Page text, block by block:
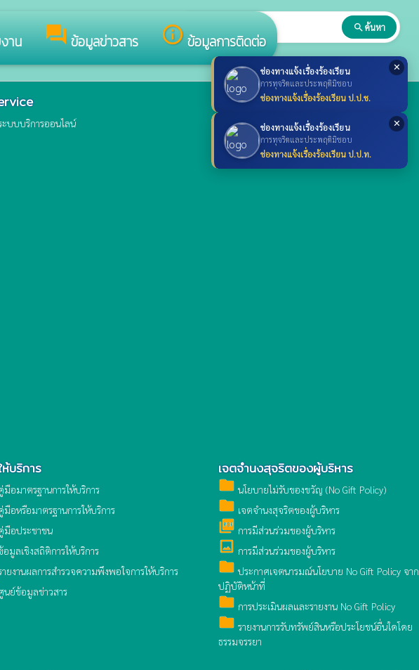
✕
ช่องทางแจ้งเรื่องร้องเรียน
การทุจริตและประพฤติมิชอบ
ช่องทางแจ้งเรื่องร้องเรียน ป.ป.ช.
✕
ช่องทางแจ้งเรื่องร้องเรียน
การทุจริตและประพฤติมิชอบ
ช่องทางแจ้งเรื่องร้องเรียน ป.ป.ท.
าน forumข้อมูลข่าวสาร info_outlineข้อมูลการติดต่อ
search ค้นหา
ะบบบริการออนไลน์
บริการข้อมูล
thumb_up facebook
infoLine
บริการ
มือมาตรฐานการให้บริการ
มือหรือมาตรฐานการให้บริการ
มือประชาชน
อมูลเชิงสถิติการให้บริการ
ายงานผลการสำรวจความพึงพอใจการให้บริการ
ย์ข้อมูลข่าวสาร
เจตจำนงสุจริตของผู้บริหาร
folder นโยบายไม่รับของขวัญ (No Gift Policy)
folder เจตจำนงสุจริตของผู้บริหาร
picture_as_pdf การมีส่วนร่วมของผู้บริหาร
crop_original การมีส่วนร่วมของผู้บริหาร
folder ประกาศเจตนารมณ์นโยบาย No Gift Policy จา
ปฏิบัติหน้าที่
folder การประเมินผลและรายงาน No Gift Policy
folder รายงานการรับทรัพย์สินหรือประโยชน์อื่นใดโดย
ธรรมจรรยา